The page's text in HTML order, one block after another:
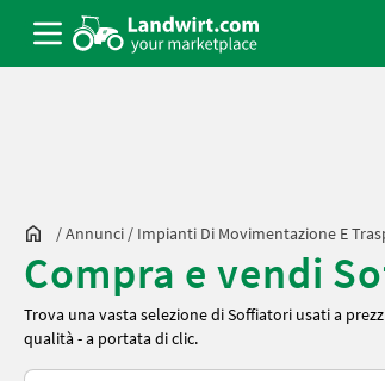
/Annunci / Impianti Di Movimentazione E
Compra e vendi
Trova una vasta selezione di Soffiatori usati a
qualità - a portata di clic.
Ecco come viene ordinato su Landwirt.com